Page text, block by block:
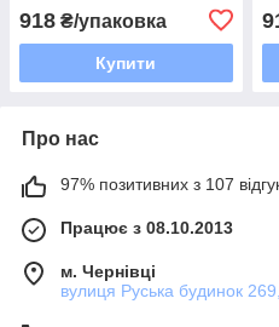
918 ₴/упаковка
Купити
Про нас
97% позитивних з 107
Працює з 08.10.2013
м. Чернівці
вулиця Руська будинок